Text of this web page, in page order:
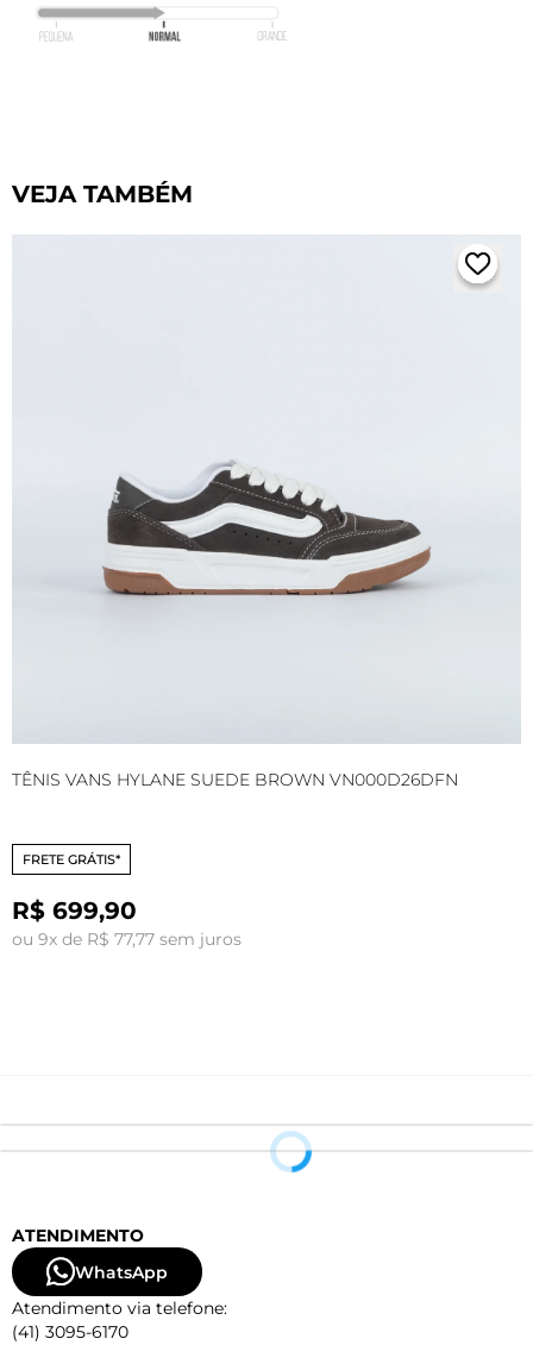
VEJA TAMBÉM
TÊNIS VANS HYLANE SUEDE BROWN VN000D26DFN
FRETE GRÁTIS*
R$ 699,90
ou 9x de R$ 77,77 sem juros
ATENDIMENTO
WhatsApp
Atendimento via telefone:
(41) 3095-6170